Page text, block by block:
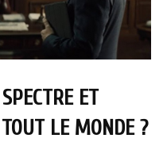
ET
LE MONDE ?